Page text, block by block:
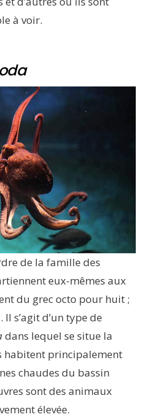
à voir.
de la famille des
eux-mêmes aux
du grec octo pour huit ;
s’agit d’un type de
dans lequel se situe la
habitent principalement
chaudes du bassin
sont des animaux
élevée.